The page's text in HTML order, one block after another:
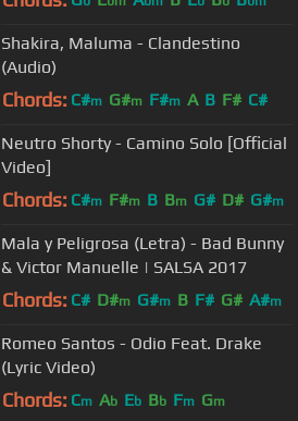
Shakira, Maluma - Clandestino
(Audio)
Chords: C#m G#m F#m A B F# C#
Neutro Shorty - Camino Solo [Official
Video]
Chords: C#m F#m B Bm G# D# G#m
Mala y Peligrosa (Letra) - Bad Bunny
& Victor Manuelle | SALSA 2017
Chords: C# D#m G#m B F# G# A#m
Romeo Santos - Odio Feat. Drake
(Lyric Video)
Chords: Cm Ab Eb Bb Fm Gm